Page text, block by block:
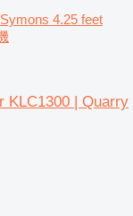
4.25 feet
KLC1300 | Quarry